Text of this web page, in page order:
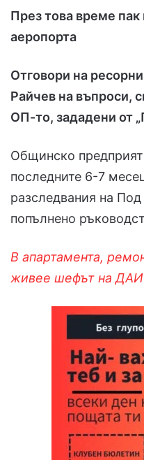
През това време
аеропорта
Отговори на
Райчев на въпроси,
ОП-то, зададени от
Общинско
последните 6-7
разследвания на Под
попълнено
В апартамента,
живее шефът на ДАИ